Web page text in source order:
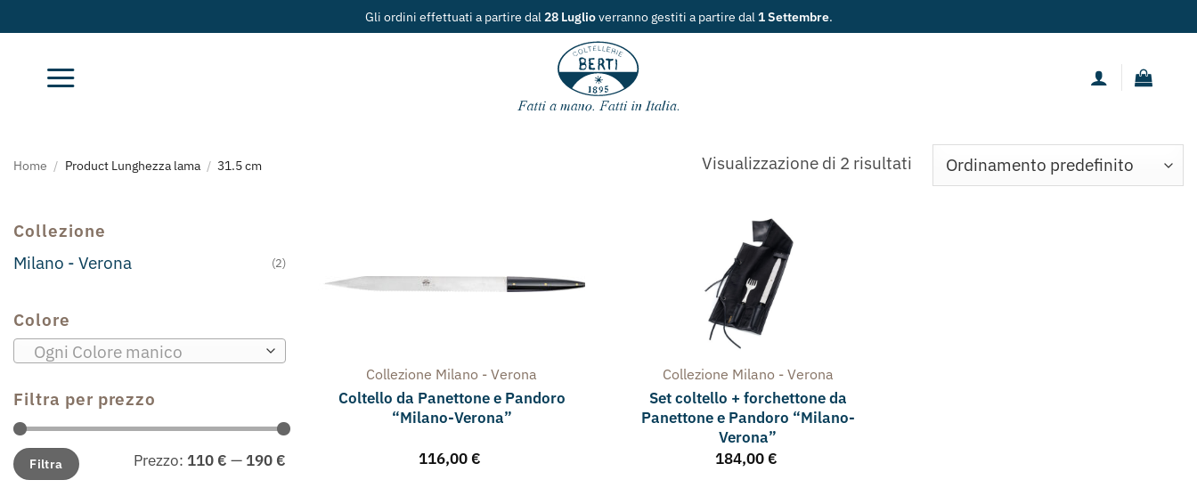
ai
contenuti
Gli ordini effettuati a partire dal28 Luglioverranno gestiti a partire dal1 Settembre.
Home / Product Lunghezza lama / 31.5 cm Visualizzazione di 2 risultati
Collezione
Milano - Verona
(2)
Colore
Ogni Colore manico
Filtra per prezzo
Prezzo
Min
Prezzo
MaxFiltra Prezzo: 110 € — 190 €
Collezione Milano - Verona
Coltello da Panettone e Pandoro
“Milano-Verona”
116,00 €
Collezione Milano - Verona
Set coltello + forchettone da
Panettone e Pandoro “Milano-
Verona”
184,00 €